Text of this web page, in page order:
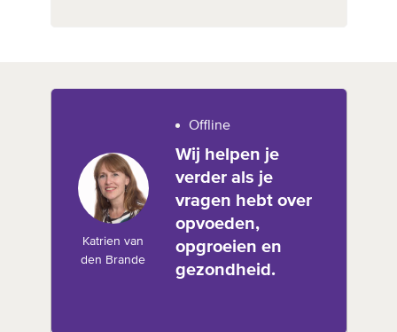
Katrien van
den Brande
Offline
Wij helpen je
verder als je
vragen hebt over
opvoeden,
opgroeien en
gezondheid.